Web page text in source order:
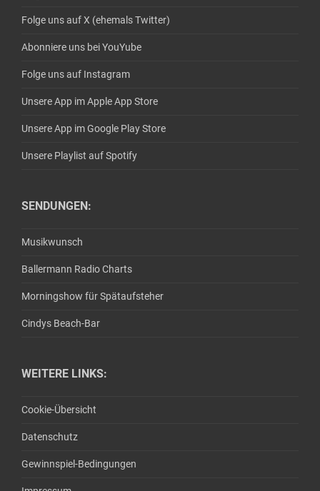
Folge uns auf X (ehemals Twitter)
Abonniere uns bei YouYube
Folge uns auf Instagram
Unsere App im Apple App Store
Unsere App im Google Play Store
Unsere Playlist auf Spotify
SENDUNGEN:
Musikwunsch
Ballermann Radio Charts
Morningshow für Spätaufsteher
Cindys Beach-Bar
WEITERE LINKS:
Cookie-Übersicht
Datenschutz
Gewinnspiel-Bedingungen